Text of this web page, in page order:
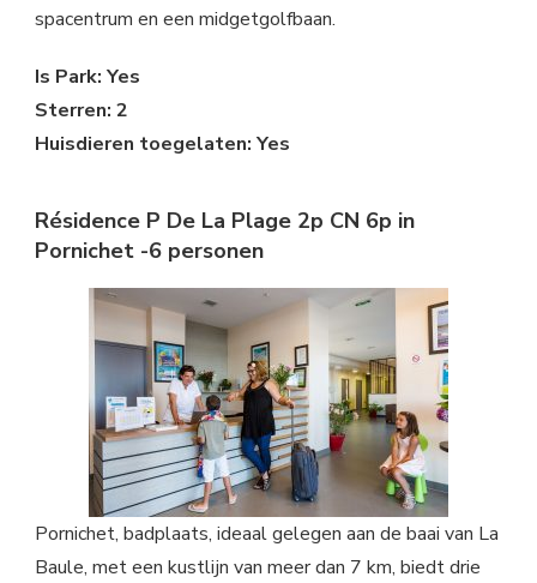
spacentrum en een midgetgolfbaan.
Is Park: Yes
Sterren: 2
Huisdieren toegelaten: Yes
Résidence P De La Plage 2p CN 6p in
Pornichet -6 personen
Pornichet, badplaats, ideaal gelegen aan de baai van La
Baule, met een kustlijn van meer dan 7 km, biedt drie